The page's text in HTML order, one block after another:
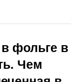
фольге в
Чем